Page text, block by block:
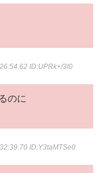
ID:UPRk+/3I0
のに
ID:Y3taMTSe0